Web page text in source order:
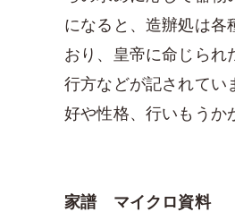
になると、造辦処は各
おり、皇帝に命じられ
行方などが記されてい
好や性格、行いもうか
家譜 マイクロ資料